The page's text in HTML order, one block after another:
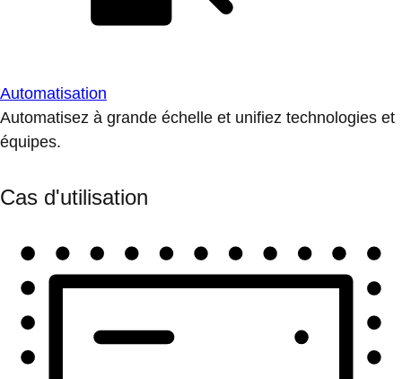
Automatisation
Automatisez à grande échelle et unifiez technologies et
équipes.
Cas d'utilisation